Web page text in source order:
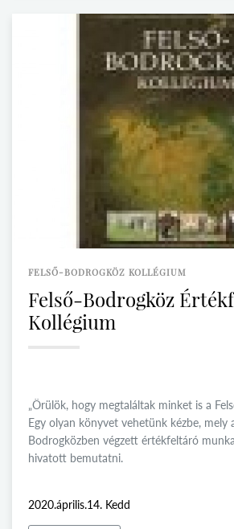
FELSŐ-BODROGKÖZ KOLLÉGIUM
Felső-Bodrogköz
Kollégium
„Örülök, hogy megtaláltak minket is a
Egy olyan könyvet vehetünk kézbe, mely
Bodrogközben végzett értékfeltáró
hivatott bemutatni.
2020.április.14. Kedd